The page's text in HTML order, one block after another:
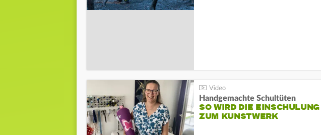
Handgemachte Schultüten
SO WIRD DIE EINSCHULUNG
ZUM KUNSTWERK